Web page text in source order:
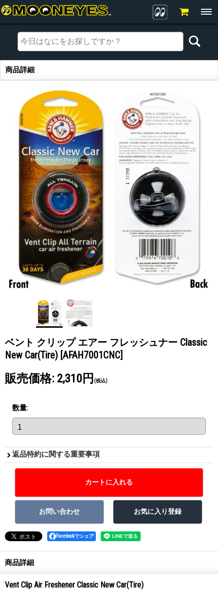
商品詳細
商品詳細
ベント クリップ エアー フレッシュナー Classic
New Car(Tire) [AFAH7001CNC]
販売価格: 2,310円 (税込)
数量:
返品特約に関する重要事項
Facebookでシェア
商品詳細
Vent Clip Air Freshener Classic New Car(Tire)